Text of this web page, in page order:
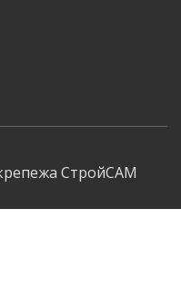
СтройСАМ